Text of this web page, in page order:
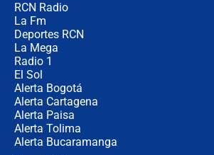
RCN Radio
La Fm
Deportes RCN
La Mega
Radio 1
El Sol
Alerta Bogotá
Alerta Cartagena
Alerta Paisa
Alerta Tolima
Alerta Bucaramanga